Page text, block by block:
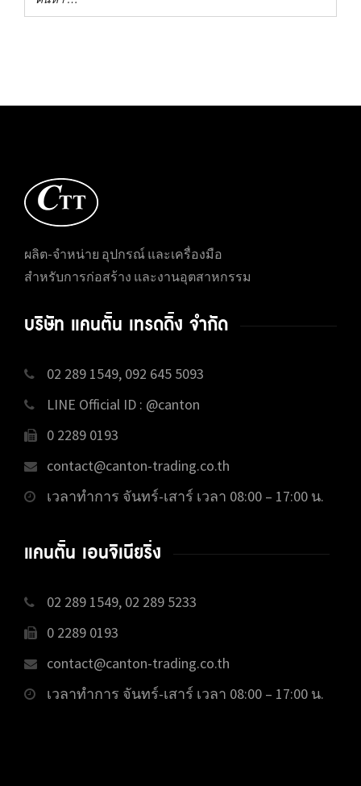
ผลิต-จำหน่าย อุปกรณ์ และเครื่องมือ
สำหรับการก่อสร้าง และงานอุตสาหกรรม
บริษัท แคนตั้น เทรดดิ้ง จำกัด
02 289 1549, 092 645 5093
LINE Official ID : @canton
0 2289 0193
contact@canton-trading.co.th
เวลาทำการ จันทร์-เสาร์ เวลา 08:00 – 17:00 น.
แคนตั้น เอนจิเนียริ่ง
02 289 1549, 02 289 5233
0 2289 0193
contact@canton-trading.co.th
เวลาทำการ จันทร์-เสาร์ เวลา 08:00 – 17:00 น.